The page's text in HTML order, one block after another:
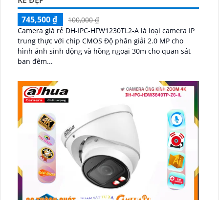
745,500 ₫
100,000 ₫
Camera giá rẻ DH-IPC-HFW1230TL2-A là loại camera IP
trung thực với chip CMOS Độ phân giải 2.0 MP cho
hình ảnh sinh động và hồng ngoại 30m cho quan sát
ban đêm...